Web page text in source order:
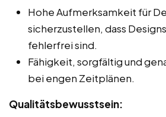
Hohe Aufmerksamkeit für
sicherzustellen, dass
fehlerfrei sind.
Fähigkeit, sorgfältig und
bei engen Zeitplänen.
Qualitätsbewusstsein: